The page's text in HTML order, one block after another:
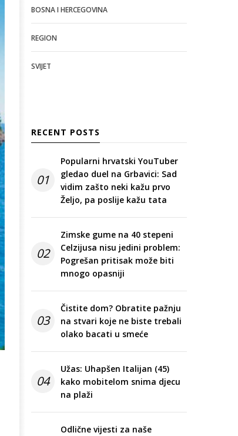
BOSNA I HERCEGOVINA
REGION
SVIJET
RECENT POSTS
01
Popularni hrvatski YouTuber
gledao duel na Grbavici: Sad
vidim zašto neki kažu prvo
Željo, pa poslije kažu tata
02
Zimske gume na 40 stepeni
Celzijusa nisu jedini problem:
Pogrešan pritisak može biti
mnogo opasniji
03
Čistite dom? Obratite pažnju
na stvari koje ne biste trebali
olako bacati u smeće
04
Užas: Uhapšen Italijan (45)
kako mobitelom snima djecu
na plaži
Odlične vijesti za naše